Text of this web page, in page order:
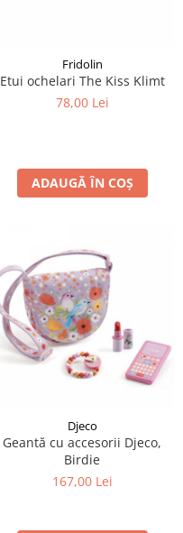
Fridolin
Etui ochelari The Kiss Klimt
78,00 Lei
ADAUGĂ ÎN COȘ
Djeco
Geantă cu accesorii Djeco,
Birdie
167,00 Lei